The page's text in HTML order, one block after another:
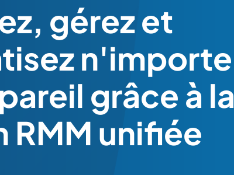
gérez et
n'importe
grâce à la
RMM unifiée